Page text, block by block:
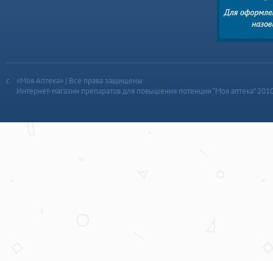
«Моя Аптека» | Все права защищены
Интернет-магазин препаратов для повышения потенции “Моя аптека”